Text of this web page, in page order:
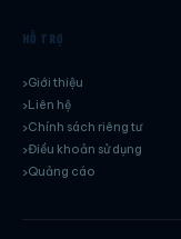
HỖ TRỢ
Giới thiệu
Liên hệ
Chính sách riêng tư
Điều khoản sử dụng
Quảng cáo